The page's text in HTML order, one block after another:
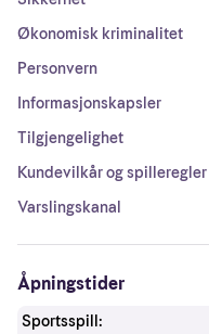
Økonomisk kriminalitet
Personvern
Informasjonskapsler
Tilgjengelighet
Kundevilkår og spilleregler
Varslingskanal
Åpningstider
Sportsspill: